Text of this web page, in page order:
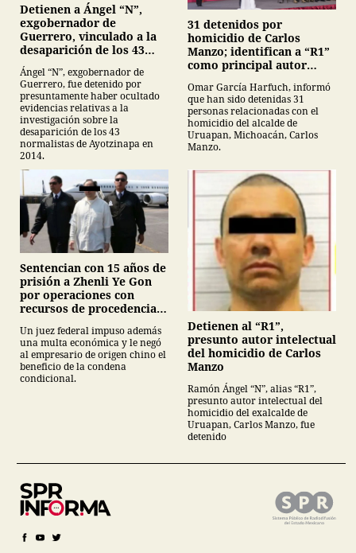
Detienen a Ángel “N”,
exgobernador de
Guerrero, vinculado a la
desaparición de los 43
normalistas de
Ayotzinapa
Ángel “N”, exgobernador de
Guerrero, fue detenido por
presuntamente haber ocultado
evidencias relativas a la
investigación sobre la
desaparición de los 43
normalistas de Ayotzinapa en
2014.
31 detenidos por
homicidio de Carlos
Manzo; identifican a “R1”
como principal autor
Omar García Harfuch, informó
que han sido detenidas 31
personas relacionadas con el
homicidio del alcalde de
Uruapan, Michoacán, Carlos
Manzo.
Sentencian con 15 años de
prisión a Zhenli Ye Gon
por operaciones con
recursos de procedencia
Un juez federal impuso además
una multa económica y le negó
al empresario de origen chino el
beneficio de la condena
condicional.
Detienen al “R1”,
presunto autor intelectual
del homicidio de Carlos
Manzo
Ramón Ángel “N”, alias “R1”,
presunto autor intelectual del
homicidio del exalcalde de
Uruapan, Carlos Manzo, fue
detenido